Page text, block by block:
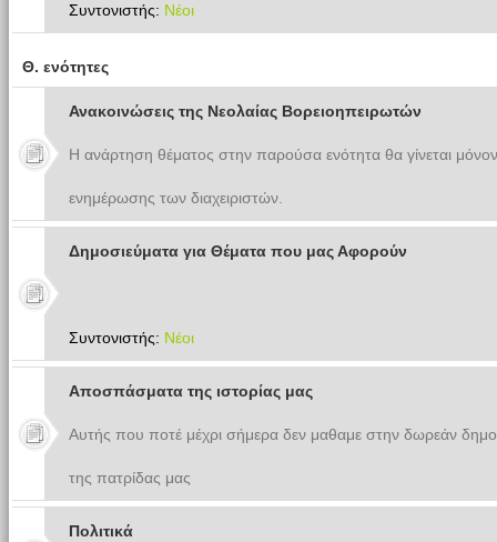
Συντονιστής: Νέοι
Θ. ενότητες
Ανακοινώσεις της Νεολαίας Βορειοηπειρωτών
Η ανάρτηση θέματος στην παρούσα ενότητα θα γίνεται
ενημέρωσης των διαχειριστών.
Δημοσιεύματα για Θέματα που μας Αφορούν
Συντονιστής: Νέοι
Αποσπάσματα της ιστορίας μας
Αυτής που ποτέ μέχρι σήμερα δεν μαθαμε στην δωρεάν
της πατρίδας μας
Πολιτικά